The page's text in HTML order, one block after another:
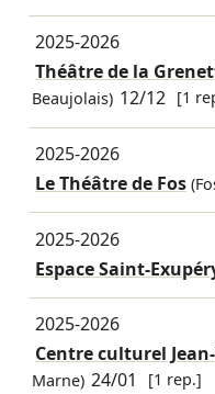
2025-2026
Théâtre de la
Beaujolais) 12/12 [1
2025-2026
Le Théâtre de Fos
2025-2026
Espace Saint-
2025-2026
Centre culturel
Marne) 24/01 [1 rep.]